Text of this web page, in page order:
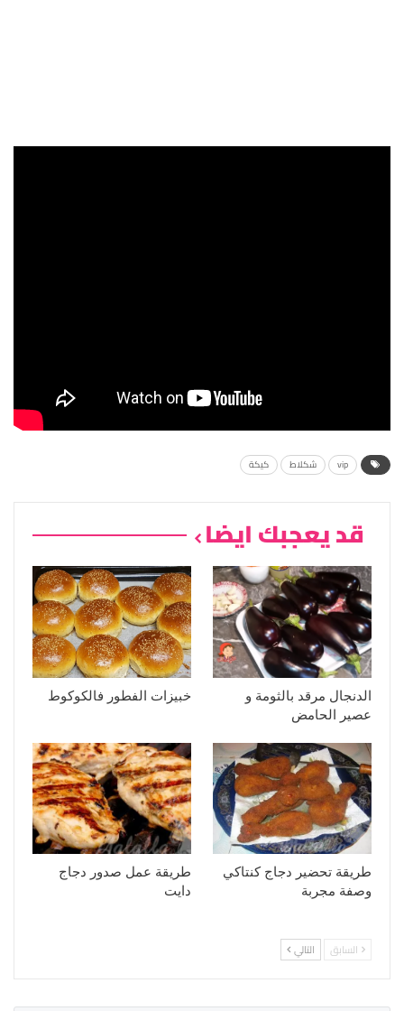
vip شكلاط كيكة
قد يعجبك ايضا
الدنجال مرقد بالثومة و
عصير الحامض
خبيزات الفطور فالكوكوط
طريقة تحضير دجاج كنتاكي
وصفة مجربة
طريقة عمل صدور دجاج
دايت
السابق التالي